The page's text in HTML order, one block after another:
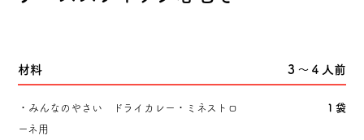
みんなのやさいについて
材料 ３～４人前
・みんなのやさい ドライカレー・ミネストロ
ーネ用
１袋